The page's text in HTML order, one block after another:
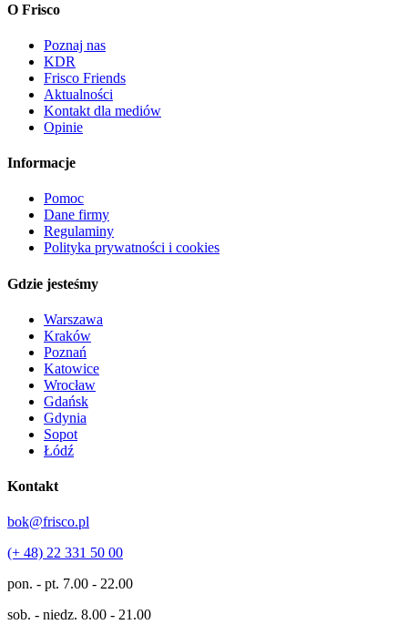
O Frisco
Poznaj nas
KDR
Frisco Friends
Aktualności
Kontakt dla mediów
Opinie
Informacje
Pomoc
Dane firmy
Regulaminy
Polityka prywatności i cookies
Gdzie jesteśmy
Warszawa
Kraków
Poznań
Katowice
Wrocław
Gdańsk
Gdynia
Sopot
Łódź
Kontakt
bok@frisco.pl
(+ 48) 22 331 50 00
pon. - pt. 7.00 - 22.00
sob. - niedz. 8.00 - 21.00